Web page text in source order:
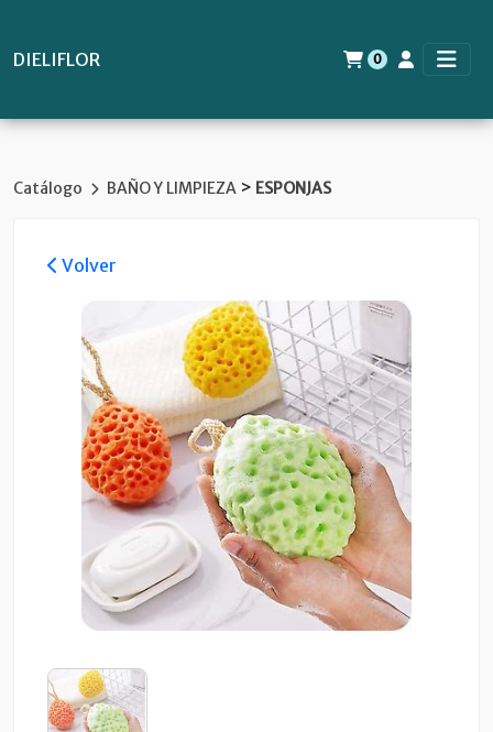
DIELIFLOR 0
Catálogo BAÑO Y LIMPIEZA > ESPONJAS
Volver